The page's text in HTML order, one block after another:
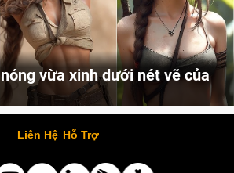
vừa xinh dưới nét vẽ của
Cùng đến với những hình ảnh Lala Croft của Tomb Raider dưới nét vẽ của AI. Một cô nàng xinh đẹp, nóng bỏng nhưng cũng rắn rỏi và mạnh mẽ.
Liên Hệ Hỗ Trợ